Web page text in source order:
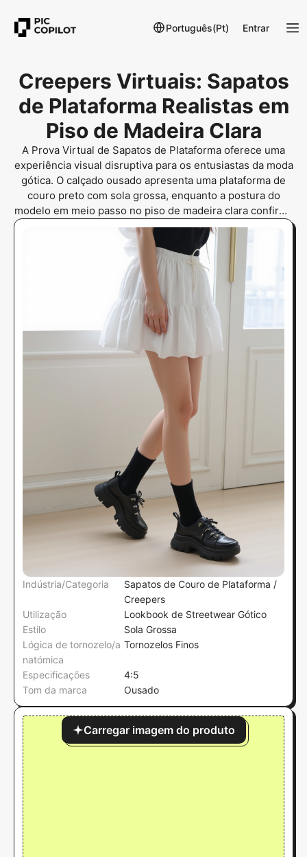
Português(Pt) Entrar
Creepers Virtuais: Sapatos
de Plataforma Realistas em
Piso de Madeira Clara
A Prova Virtual de Sapatos de Plataforma oferece uma
experiência visual disruptiva para os entusiastas da moda
gótica. O calçado ousado apresenta uma plataforma de
couro preto com sola grossa, enquanto a postura do
modelo em meio passo no piso de madeira clara confirma
a visualização autêntica do ajuste. Esta solução de alto
desempenho resolve o principal ponto de dor do
utilizador.
Indústria/Categoria
Sapatos de Couro de Plataforma /
Creepers
Utilização
Lookbook de Streetwear Gótico
Estilo
Sola Grossa
Lógica de tornozelo/a
natómica
Tornozelos Finos
Especificações
4:5
Tom da marca
Ousado
Carregar imagem do produto